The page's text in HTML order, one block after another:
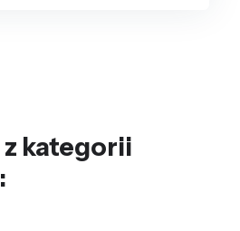
z kategorii
: